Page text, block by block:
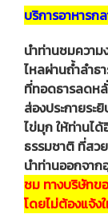
บริการอาหาร
นำท่านชมควา
ไหลผ่านถ้ำลำ
ที่ทอดธารลดหลั่
ส่องประกายระ
ไข่มุก ให้ท่านไ
ธรรมชาติ ที่สว
นำท่านออกจาก
ชม ทางบริษัทข
โดยไม่ต้องแจ้ง